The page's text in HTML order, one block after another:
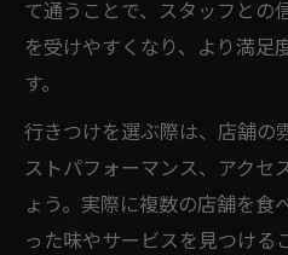
て通うことで、スタッフとの
を受けやすくなり、より満足
す。
行きつけを選ぶ際は、店舗の
ストパフォーマンス、アクセ
ょう。実際に複数の店舗を食
った味やサービスを見つける